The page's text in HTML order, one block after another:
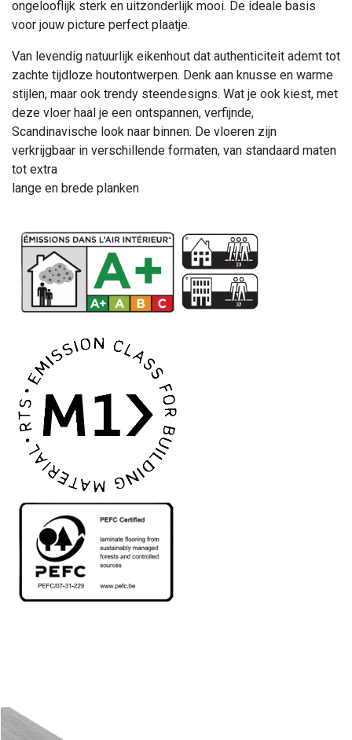
ongelooflijk sterk en uitzonderlijk mooi. De ideale basis
voor jouw picture perfect plaatje.
Van levendig natuurlijk eikenhout dat authenticiteit ademt tot
zachte tijdloze houtontwerpen. Denk aan knusse en warme
stijlen, maar ook trendy steendesigns. Wat je ook kiest, met
deze vloer haal je een ontspannen, verfijnde,
Scandinavische look naar binnen. De vloeren zijn
verkrijgbaar in verschillende formaten, van standaard maten
tot extra
lange en brede planken